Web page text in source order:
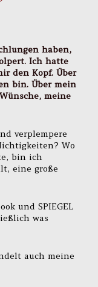
haben,
Ich hatte
den Kopf. Über
bin. Über mein
meine
verplempere
Wo
bin ich
eine große
und SPIEGEL
was
auch meine